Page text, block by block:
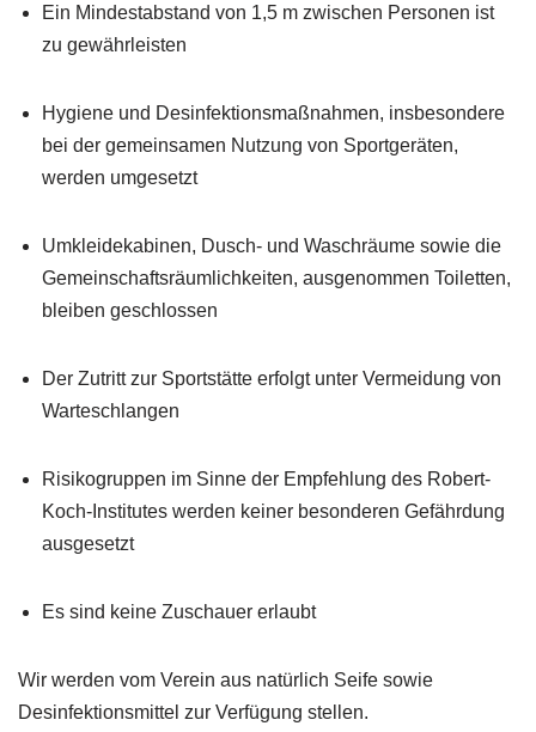
Ein Mindestabstand von 1,5 m zwischen Personen ist
zu gewährleisten
Hygiene und Desinfektionsmaßnahmen, insbesondere
bei der gemeinsamen Nutzung von Sportgeräten,
werden umgesetzt
Umkleidekabinen, Dusch-­ und Waschräume sowie die
Gemeinschaftsräumlichkeiten, ausgenommen Toiletten,
bleiben geschlossen
Der Zutritt zur Sportstätte erfolgt unter Vermeidung von
Warteschlangen
Risikogruppen im Sinne der Empfehlung des Robert-
Koch-Institutes werden keiner besonderen Gefährdung
ausgesetzt
Es sind keine Zuschauer erlaubt
Wir werden vom Verein aus natürlich Seife sowie
Desinfektionsmittel zur Verfügung stellen.